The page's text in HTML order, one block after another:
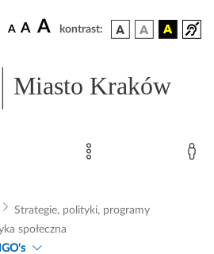
A A A kontrast:
Miasto Kraków
Strategie, polityki, programy
społeczna